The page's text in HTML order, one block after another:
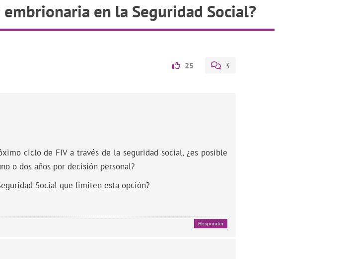
en la Seguridad Social?
25 3
ciclo de FIV a través de la seguridad social, ¿es posible
o dos años por decisión personal?
Social que limiten esta opción?
Responder